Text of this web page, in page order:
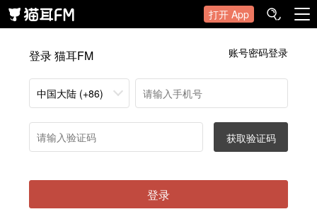
打开 App
登录 猫耳FM 账号密码登录
中国大陆 (+86)
获取验证码
登录